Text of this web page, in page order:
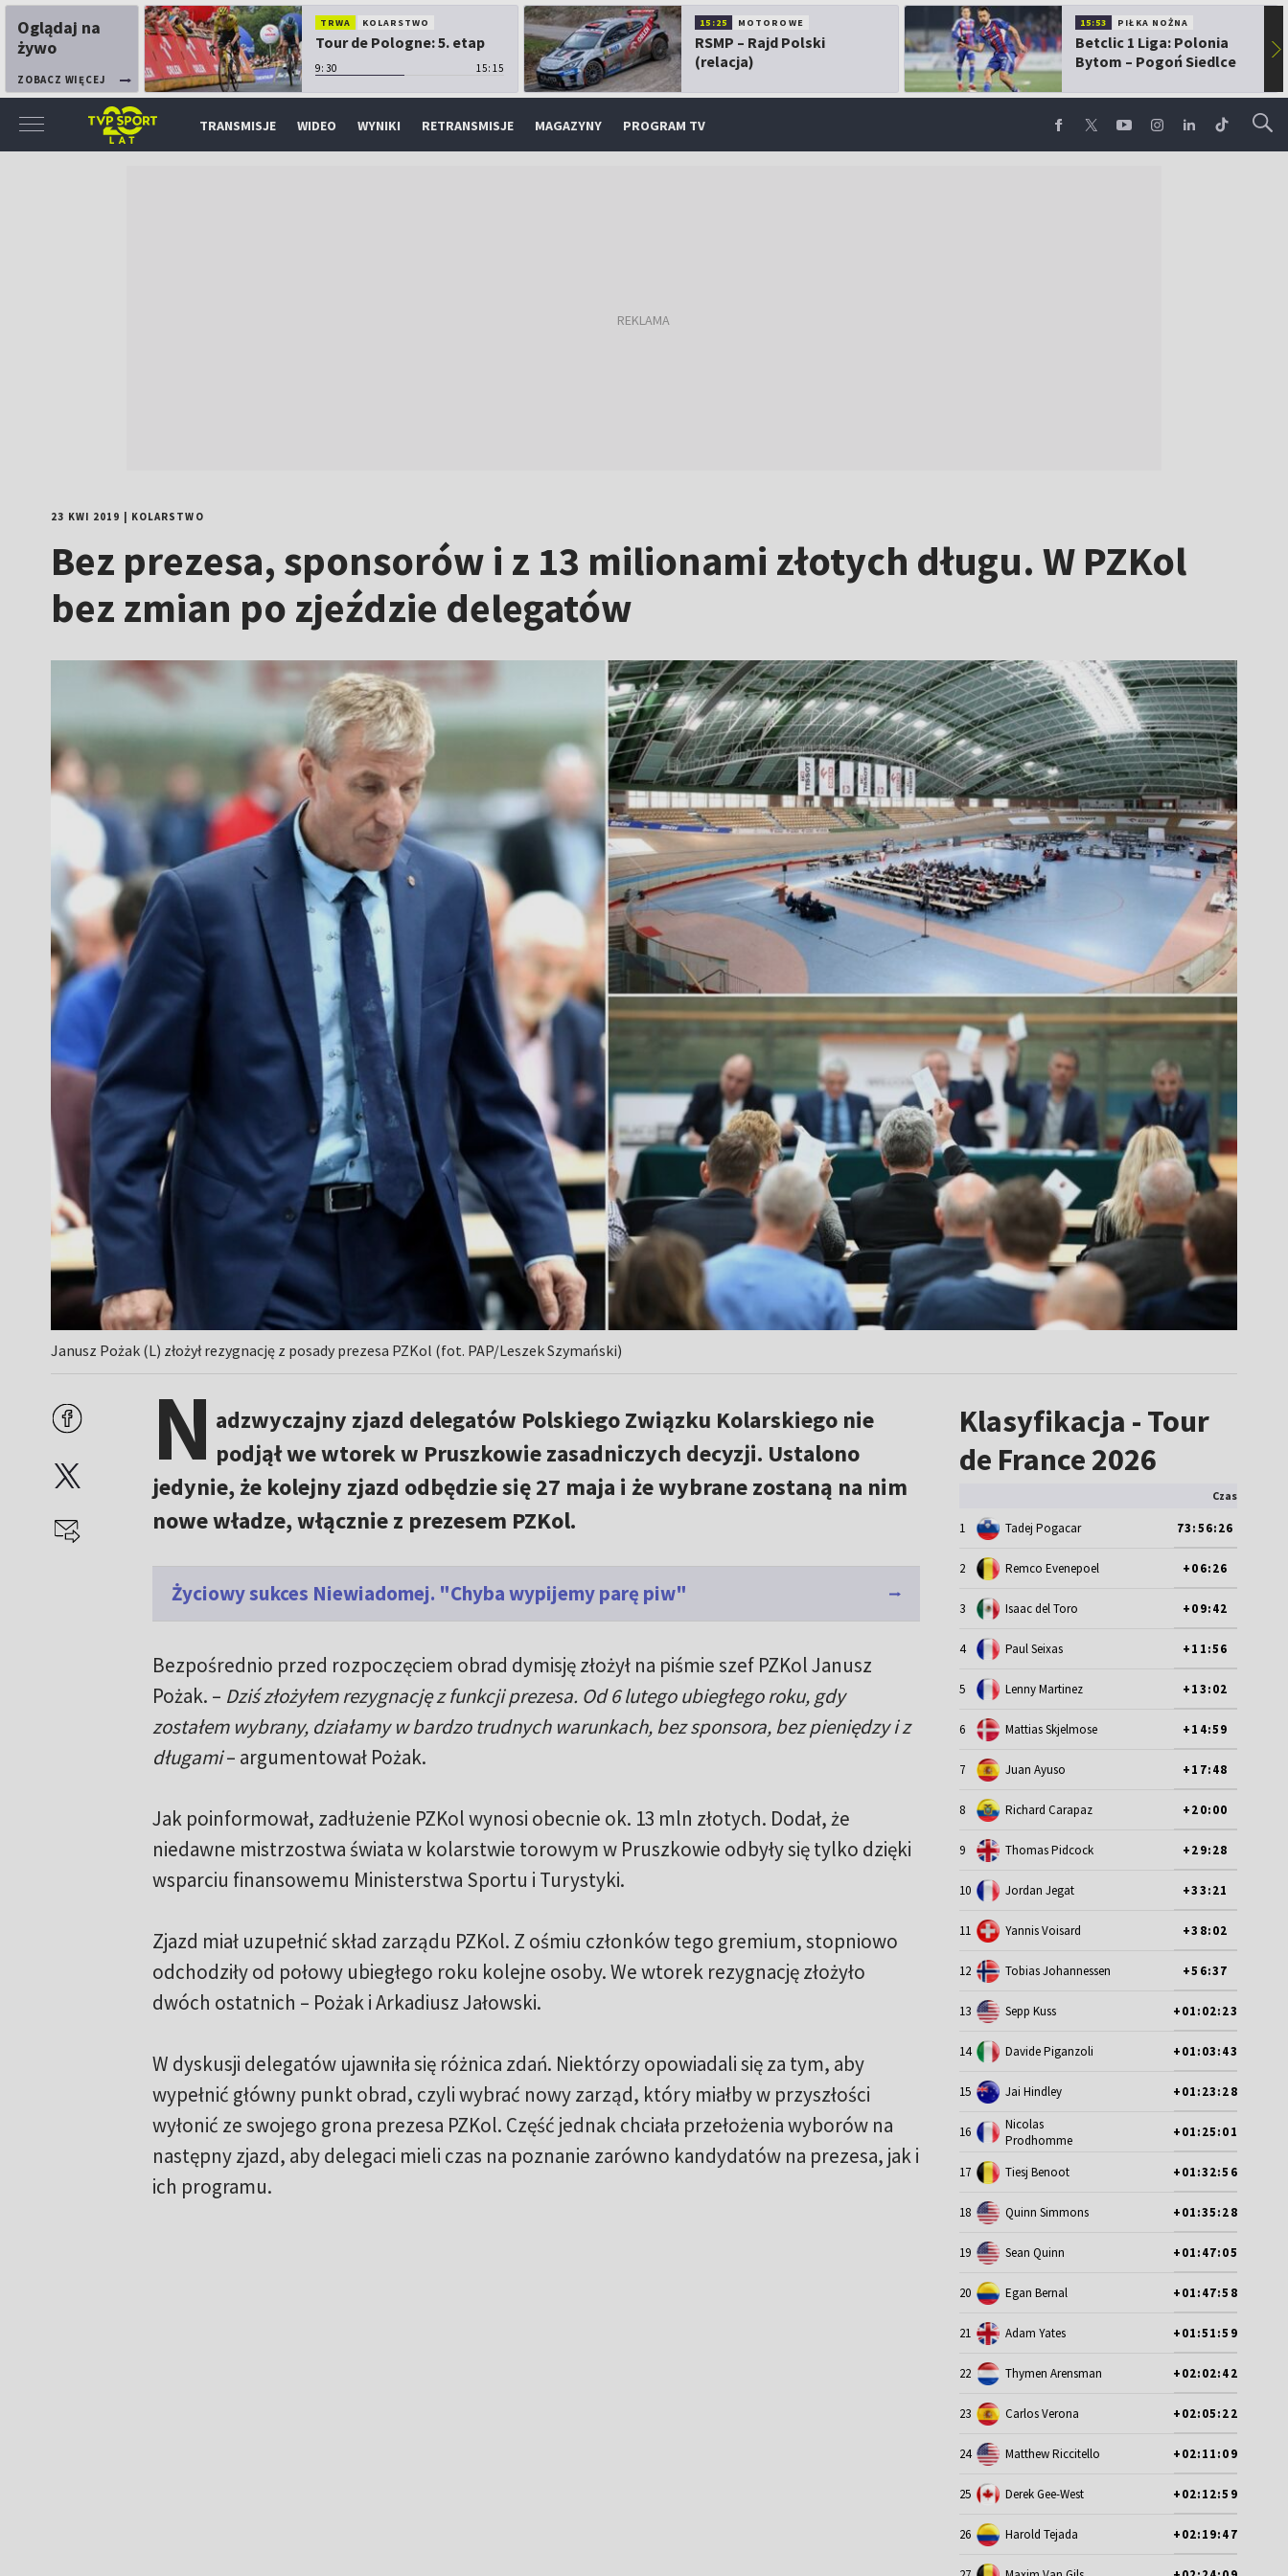
Oglądaj na
żywo
ZOBACZ WIĘCEJ
TRWA KOLARSTWO
Tour de Pologne: 5. etap
9:30 15:15
15:25 MOTOROWE
RSMP – Rajd Polski
(relacja)
15:53 PIŁKA NOŻNA
Betclic 1 Liga: Polonia
Bytom – Pogoń Siedlce
▶
TRANSMISJE WIDEO WYNIKI RETRANSMISJE MAGAZYNY PROGRAM TV
23 KWI 2019 KOLARSTWO
Bez prezesa, sponsorów i z 13 milionami złotych długu. W PZKol
bez zmian po zjeździe delegatów
Janusz Pożak (L) złożył rezygnację z posady prezesa PZKol (fot. PAP/Leszek Szymański)
N adzwyczajny zjazd delegatów Polskiego Związku Kolarskiego nie
podjął we wtorek w Pruszkowie zasadniczych decyzji. Ustalono
jedynie, że kolejny zjazd odbędzie się 27 maja i że wybrane zostaną na nim
nowe władze, włącznie z prezesem PZKol.
Życiowy sukces Niewiadomej. "Chyba wypijemy parę piw"
Bezpośrednio przed rozpoczęciem obrad dymisję złożył na piśmie szef PZKol Janusz
Pożak. – Dziś złożyłem rezygnację z funkcji prezesa. Od 6 lutego ubiegłego roku, gdy
zostałem wybrany, działamy w bardzo trudnych warunkach, bez sponsora, bez pieniędzy i z
długami– argumentował Pożak.
Jak poinformował, zadłużenie PZKol wynosi obecnie ok. 13 mln złotych. Dodał, że
niedawne mistrzostwa świata w kolarstwie torowym w Pruszkowie odbyły się tylko dzięki
wsparciu finansowemu Ministerstwa Sportu i Turystyki.
Zjazd miał uzupełnić skład zarządu PZKol. Z ośmiu członków tego gremium, stopniowo
odchodziły od połowy ubiegłego roku kolejne osoby. We wtorek rezygnację złożyło
dwóch ostatnich – Pożak i Arkadiusz Jałowski.
W dyskusji delegatów ujawniła się różnica zdań. Niektórzy opowiadali się za tym, aby
wypełnić główny punkt obrad, czyli wybrać nowy zarząd, który miałby w przyszłości
wyłonić ze swojego grona prezesa PZKol. Część jednak chciała przełożenia wyborów na
następny zjazd, aby delegaci mieli czas na poznanie zarówno kandydatów na prezesa, jak i
ich programu.
Klasyfikacja - Tour
de France 2026
Czas
1 Tadej Pogacar 73:56:26
2 Remco Evenepoel +06:26
3 Isaac del Toro +09:42
4 Paul Seixas +11:56
5 Lenny Martinez +13:02
6 Mattias Skjelmose +14:59
7 Juan Ayuso +17:48
8 Richard Carapaz +20:00
9 Thomas Pidcock +29:28
10 Jordan Jegat +33:21
11 Yannis Voisard +38:02
12 Tobias Johannessen +56:37
13 Sepp Kuss +01:02:23
14 Davide Piganzoli +01:03:43
15 Jai Hindley +01:23:28
16
Nicolas
Prodhomme
+01:25:01
17 Tiesj Benoot +01:32:56
18 Quinn Simmons +01:35:28
19 Sean Quinn +01:47:05
20 Egan Bernal +01:47:58
21 Adam Yates +01:51:59
22 Thymen Arensman +02:02:42
23 Carlos Verona +02:05:22
24 Matthew Riccitello +02:11:09
25 Derek Gee-West +02:12:59
26 Harold Tejada +02:19:47